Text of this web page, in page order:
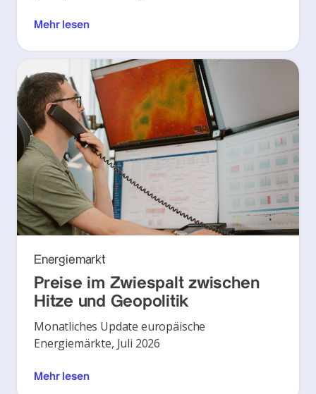
Mehr lesen
Energiemarkt
Preise im Zwiespalt zwischen
Hitze und Geopolitik
Monatliches Update europäische
Energiemärkte, Juli 2026
Mehr lesen